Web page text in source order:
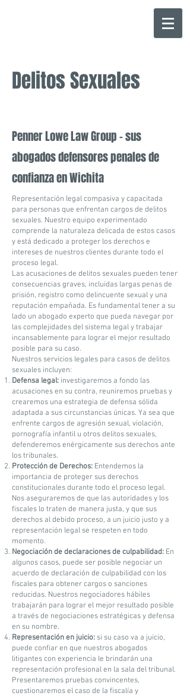
Delitos Sexuales
Penner Lowe Law Group - sus
abogados defensores penales de
confianza en Wichita
Representación legal compasiva y capacitada
para personas que enfrentan cargos de delitos
sexuales. Nuestro equipo experimentado
comprende la naturaleza delicada de estos casos
y está dedicado a proteger los derechos e
intereses de nuestros clientes durante todo el
proceso legal.
Las acusaciones de delitos sexuales pueden tener
consecuencias graves, incluidas largas penas de
prisión, registro como delincuente sexual y una
reputación empañada. Es fundamental tener a su
lado un abogado experto que pueda navegar por
las complejidades del sistema legal y trabajar
incansablemente para lograr el mejor resultado
posible para su caso.
Nuestros servicios legales para casos de delitos
sexuales incluyen:
Defensa legal: investigaremos a fondo las
acusaciones en su contra, reuniremos pruebas y
crearemos una estrategia de defensa sólida
adaptada a sus circunstancias únicas. Ya sea que
enfrente cargos de agresión sexual, violación,
pornografía infantil u otros delitos sexuales,
defenderemos enérgicamente sus derechos ante
los tribunales.
Protección de Derechos: Entendemos la
importancia de proteger sus derechos
constitucionales durante todo el proceso legal.
Nos aseguraremos de que las autoridades y los
fiscales lo traten de manera justa, y que sus
derechos al debido proceso, a un juicio justo y a
representación legal se respeten en todo
momento.
Negociación de declaraciones de culpabilidad: En
algunos casos, puede ser posible negociar un
acuerdo de declaración de culpabilidad con los
fiscales para obtener cargos o sanciones
reducidas. Nuestros negociadores hábiles
trabajarán para lograr el mejor resultado posible
a través de negociaciones estratégicas y defensa
en su nombre.
Representación en juicio: si su caso va a juicio,
puede confiar en que nuestros abogados
litigantes con experiencia le brindarán una
representación profesional en la sala del tribunal.
Presentaremos pruebas convincentes,
cuestionaremos el caso de la fiscalía y